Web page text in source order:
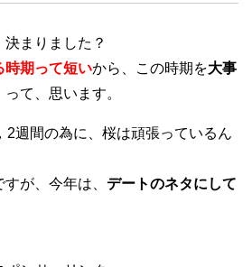
決まりました？
時期って短いから、この時期を大事
って、思います。
2週間の為に、桜は頑張っているん
が、今年は、 デートのネタにして